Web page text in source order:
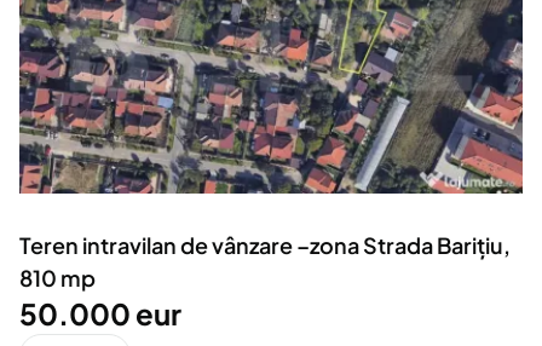
Servicii
Animale de companie
Afaceri și echipamente profesionale
Inchiriere Bunuri si Vehicule
Utilaje agricole si industriale
Piese auto si accesorii
Dacia Duster
Teren intravilan de vânzare –zona Strada Barițiu,
810 mp
50.000 eur